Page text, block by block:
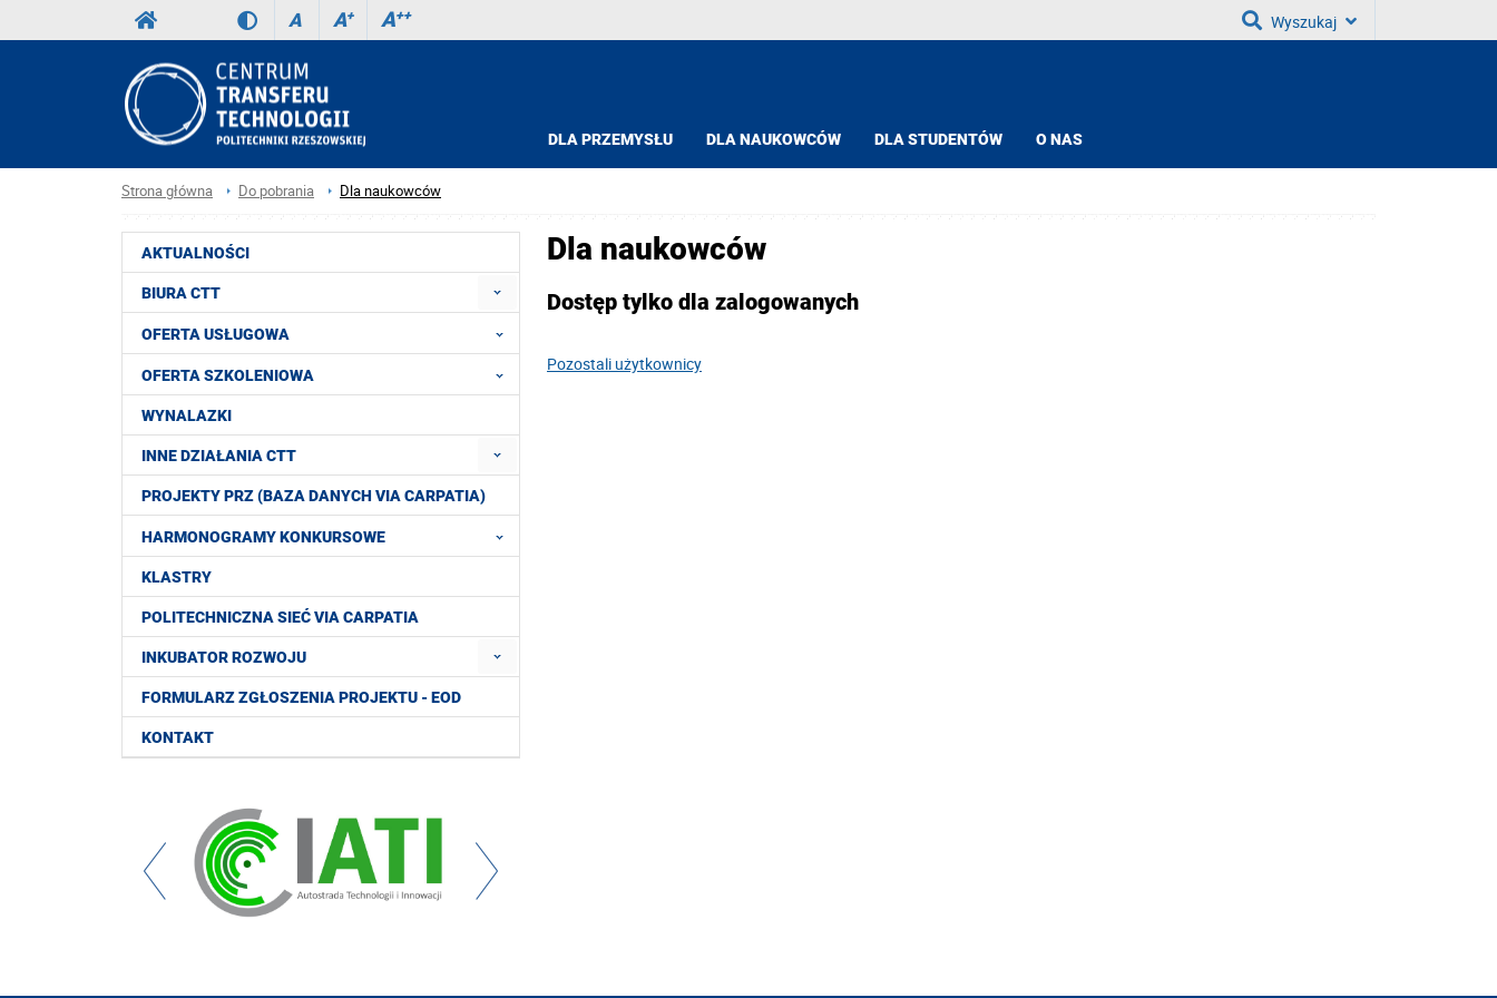
A A+ A++ Wyszukaj
DLA PRZEMYSŁU DLA NAUKOWCÓW DLA STUDENTÓW O NAS
Strona główna Do pobrania Dla naukowców
AKTUALNOŚCI
BIURA CTT
OFERTA USŁUGOWA
OFERTA SZKOLENIOWA
WYNALAZKI
INNE DZIAŁANIA CTT
PROJEKTY PRZ (BAZA DANYCH VIA CARPATIA)
HARMONOGRAMY KONKURSOWE
KLASTRY
POLITECHNICZNA SIEĆ VIA CARPATIA
INKUBATOR ROZWOJU
FORMULARZ ZGŁOSZENIA PROJEKTU - EOD
KONTAKT
Dla naukowców
Dostęp tylko dla zalogowanych
Pozostali użytkownicy